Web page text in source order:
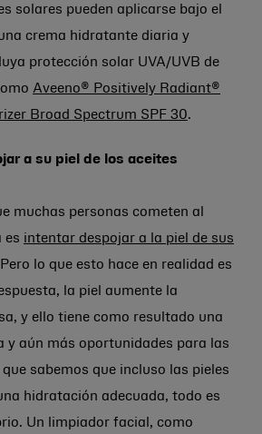
solares pueden aplicarse bajo el
crema hidratante diaria y
protección solar UVA/UVB de
Aveeno® Positively Radiant®
Broad Spectrum SPF 30.
a su piel de los aceites
muchas personas cometen al
es intentar despojar a la piel de sus
lo que esto hace en realidad es
la piel aumente la
y ello tiene como resultado una
y aún más oportunidades para las
sabemos que incluso las pieles
hidratación adecuada, todo es
Un limpiador facial, como